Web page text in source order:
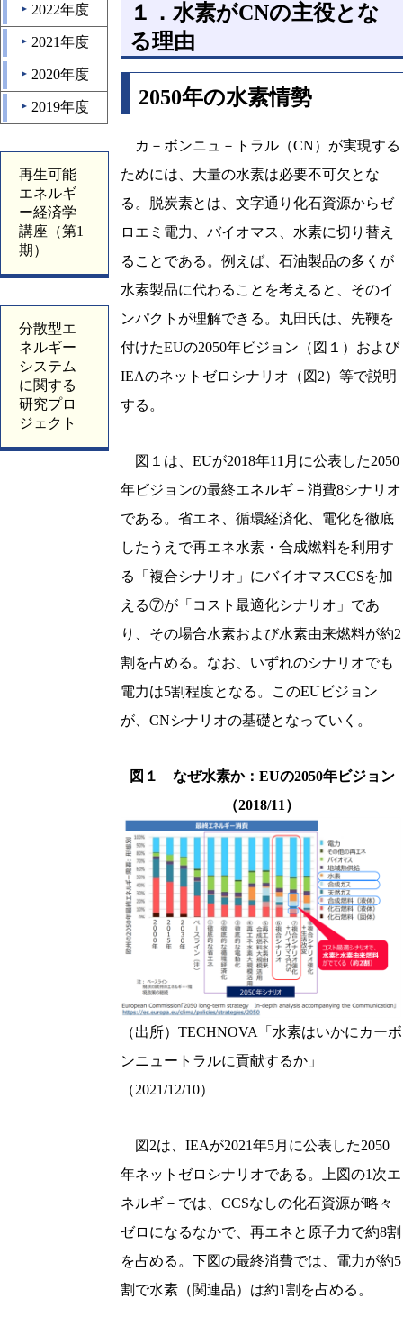
▲ 2022年度
▲ 2021年度
▲ 2020年度
▲ 2019年度
再生可能
エネルギ
ー経済学
講座（第1
期）
分散型エ
ネルギー
システム
に関する
研究プロ
ジェクト
１．水素がCNの主役とな
る理由
2050年の水素情勢
カ－ボンニュ－トラル（CN）が実現する
ためには、大量の水素は必要不可欠とな
る。脱炭素とは、文字通り化石資源からゼ
ロエミ電力、バイオマス、水素に切り替え
ることである。例えば、石油製品の多くが
水素製品に代わることを考えると、そのイ
ンパクトが理解できる。丸田氏は、先鞭を
付けたEUの2050年ビジョン（図１）および
IEAのネットゼロシナリオ（図2）等で説明
する。
図１は、EUが2018年11月に公表した2050
年ビジョンの最終エネルギ－消費8シナリオ
である。省エネ、循環経済化、電化を徹底
したうえで再エネ水素・合成燃料を利用す
る「複合シナリオ」にバイオマスCCSを加
える⑦が「コスト最適化シナリオ」であ
り、その場合水素および水素由来燃料が約2
割を占める。なお、いずれのシナリオでも
電力は5割程度となる。このEUビジョン
が、CNシナリオの基礎となっていく。
図１ なぜ水素か：EUの2050年ビジョン
（2018/11）
（出所）TECHNOVA「水素はいかにカーボ
ンニュートラルに貢献するか」
（2021/12/10）
図2は、IEAが2021年5月に公表した2050
年ネットゼロシナリオである。上図の1次エ
ネルギ－では、CCSなしの化石資源が略々
ゼロになるなかで、再エネと原子力で約8割
を占める。下図の最終消費では、電力が約5
割で水素（関連品）は約1割を占める。